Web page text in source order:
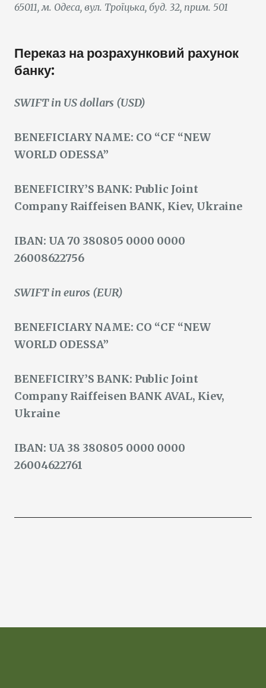
65011, м. Одеса, вул. Троїцька, буд. 32, прим. 501
Переказ на розрахунковий рахунок
банку:
SWIFT in US dollars (USD)
BENEFICIARY NAME: CO “CF “NEW
WORLD ODESSA”
BENEFICIRY’S BANK: Public Joint
Company Raiffeisen BANK, Kiev, Ukraine
IBAN: UA 70 380805 0000 0000
26008622756
SWIFT in euros (EUR)
BENEFICIARY NAME: CO “CF “NEW
WORLD ODESSA”
BENEFICIRY’S BANK: Public Joint
Company Raiffeisen BANK AVAL, Kiev,
Ukraine
IBAN: UA 38 380805 0000 0000
26004622761